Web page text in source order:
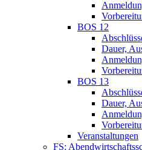
BOS 12
Dauer,
BOS 13
Dauer,
Veranstaltungen
FS: